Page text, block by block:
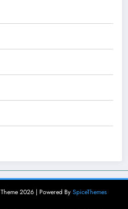
Theme 2026 | Powered By SpiceThemes